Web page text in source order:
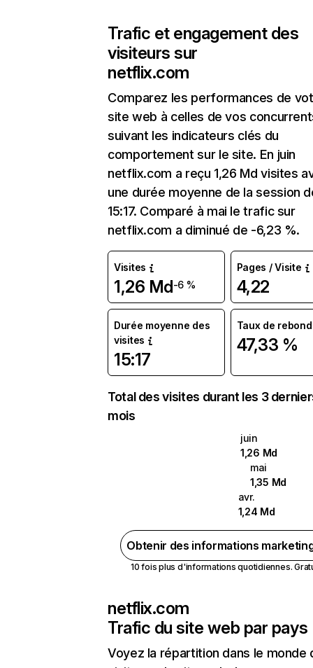
Trafic et engagement des
visiteurs sur
netflix.com
Comparez les performances de
site web à celles de vos
suivant les indicateurs clés du
comportement sur le site. En juin
netflix.com a reçu 1,26 Md visites
une durée moyenne de la session
15:17. Comparé à mai le trafic sur
netflix.com a diminué de -6,23 %.
Visites
1,26 Md-6 %
Pages / Visite
4,22
Durée moyenne des
visites
15:17
Taux de rebond
47,33 %
Total des visites durant les 3
mois
juin
1,26 Md
mai
1,35 Md
avr.
1,24 Md
Obtenir des informations
10 fois plus d'informations quotidiennes.
netflix.com
Trafic du site web par pays
Voyez la répartition dans le monde